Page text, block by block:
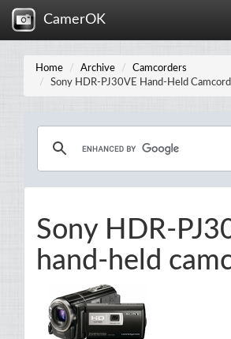
CamerOK
Home Archive
Camcorders
Sony HDR-PJ30VE Hand-Held
Sony HDR-
hand-held